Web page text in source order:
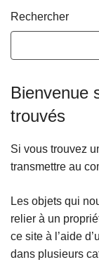
Rechercher
Bienvenue
trouvés
Si vous trouvez
transmettre au
Les objets qui
relier à un
ce site à l’aide
dans plusieurs